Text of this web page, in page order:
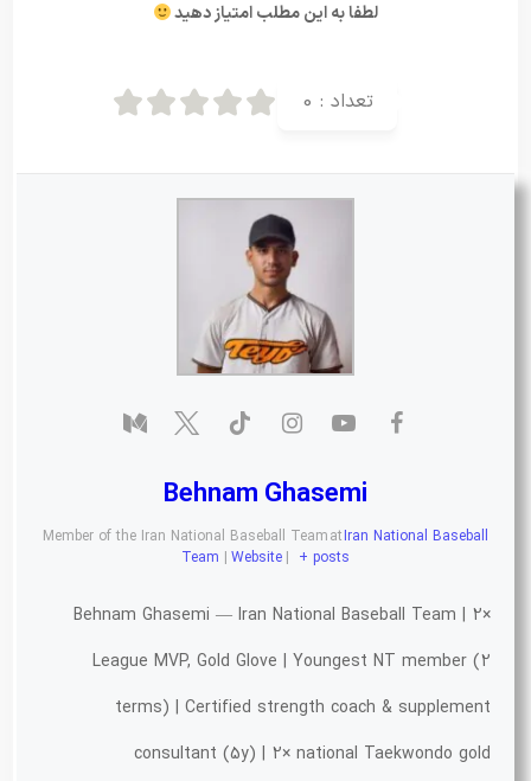
لطفا به این مطلب امتیاز دهید
تعداد : 0
Behnam Ghasemi
Member of the Iran National Baseball TeamatIran National Baseball
Team | Website | + posts
Behnam Ghasemi — Iran National Baseball Team | 2×
League MVP, Gold Glove | Youngest NT member (2
terms) | Certified strength coach & supplement
consultant (5y) | 2× national Taekwondo gold